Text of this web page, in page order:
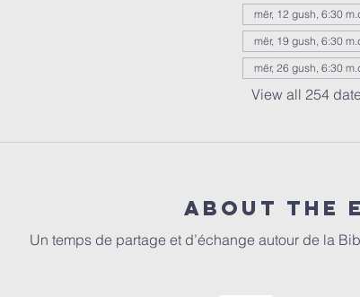
mër, 12 gush, 6:30
mër, 19 gush, 6:30
mër, 26 gush, 6:30
View all 254
About the
Un temps de partage et d’échange autour de la